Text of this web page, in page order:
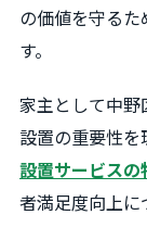
の価値を守る
す。
家主として中
設置の重要性を
設置サービス
者満足度向上に